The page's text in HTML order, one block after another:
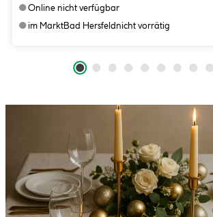
●Online nicht verfügbar
●im MarktBad Hersfeldnicht vorrätig